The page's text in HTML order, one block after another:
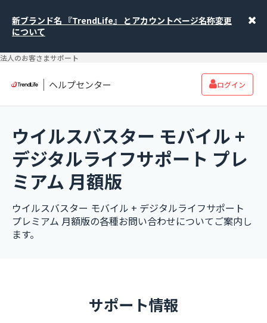
新ブランド名 『TrendLife』 とアカウントページ名称変更
について
法人のお客さまサポート
ヘルプセンター ログイン
ウイルスバスター モバイル +
デジタルライフサポート プレ
ミアム 月額版
ウイルスバスター モバイル + デジタルライフサポート
プレミアム 月額版の各種お問い合わせについてご案内し
ます。
サポート情報